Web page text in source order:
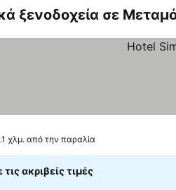
ξενοδοχεία σε
χλμ. από την παραλία
ακριβείς τιμές